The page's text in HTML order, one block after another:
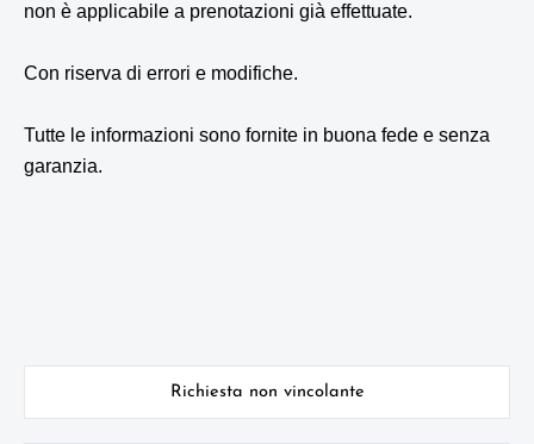
non è applicabile a prenotazioni già effettuate.
Con riserva di errori e modifiche.
Tutte le informazioni sono fornite in buona fede e senza
garanzia.
Richiesta non vincolante